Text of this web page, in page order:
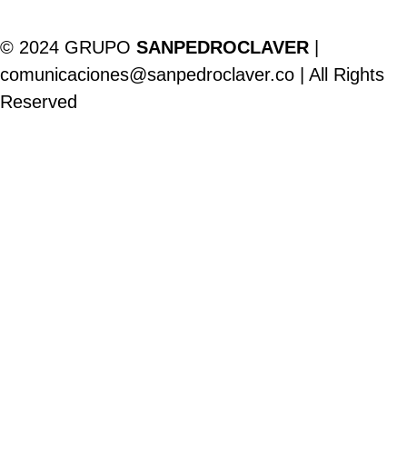
© 2024 GRUPO SANPEDROCLAVER |
comunicaciones@sanpedroclaver.co | All Rights
Reserved